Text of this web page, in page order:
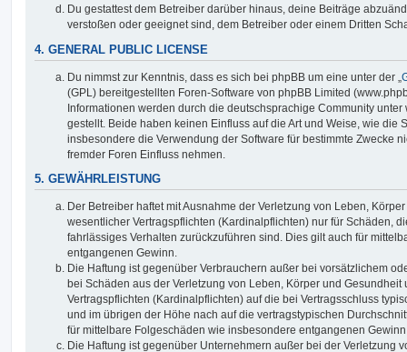
Du gestattest dem Betreiber darüber hinaus, deine Beiträge
verstoßen oder geeignet sind, dem Betreiber oder einem Dritten
4. GENERAL PUBLIC LICENSE
Du nimmst zur Kenntnis, dass es sich bei phpBB um eine unter der „
(GPL) bereitgestellten Foren-Software von phpBB Limited
Informationen werden durch die deutschsprachige Community unter
gestellt. Beide haben keinen Einfluss auf die Art und Weise, wie die
insbesondere die Verwendung der Software für bestimmte Zwecke
fremder Foren Einfluss nehmen.
5. GEWÄHRLEISTUNG
Der Betreiber haftet mit Ausnahme der Verletzung von Leben,
wesentlicher Vertragspflichten (Kardinalpflichten) nur für Schäden,
fahrlässiges Verhalten zurückzuführen sind. Dies gilt auch für
entgangenen Gewinn.
Die Haftung ist gegenüber Verbrauchern außer bei vorsätzlichem
bei Schäden aus der Verletzung von Leben, Körper und
Vertragspflichten (Kardinalpflichten) auf die bei Vertragsschluss
und im übrigen der Höhe nach auf die vertragstypischen
für mittelbare Folgeschäden wie insbesondere entgangenen
Die Haftung ist gegenüber Unternehmern außer bei der Verletzung